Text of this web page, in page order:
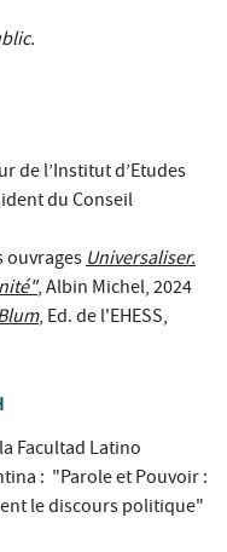
de l’Institut d’Etudes
du Conseil
ouvragesUniversaliser.
, Albin Michel, 2024
, Ed. de l'EHESS,
Facultad Latino
: "Parole et Pouvoir :
le discours politique"